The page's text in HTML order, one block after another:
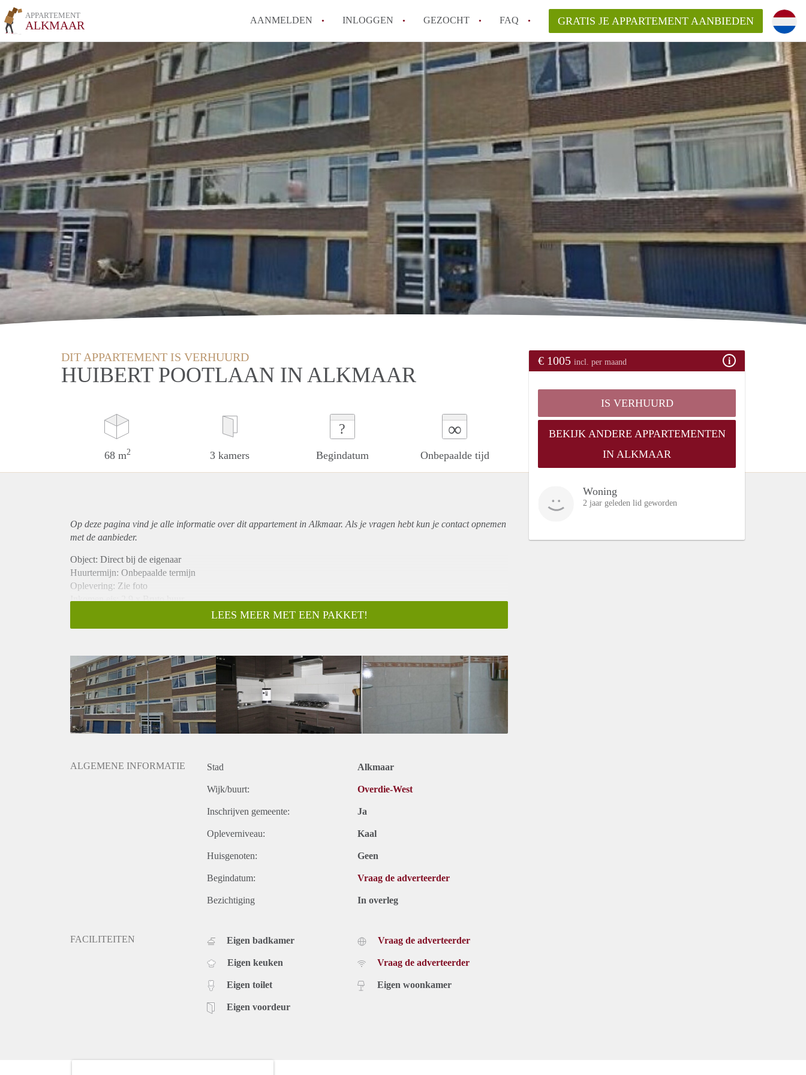
APPARTEMENT
ALKMAAR AANMELDEN INLOGGEN GEZOCHT FAQ
Tips: om in Alkmaar een appartement te vinden!
Wat is de privacyverklaring van AppartementAlkmaar?
Berekent AppartementAlkmaar
makelaarsvergoeding/bemiddelingsvergoeding?
GRATIS JE APPARTEMENT AANBIEDEN
DIT APPARTEMENT IS VERHUURD
HUIBERT POOTLAAN IN ALKMAAR
68 m2 3 kamers
?
Begindatum
∞
Onbepaalde tijd
€ 1005 incl. per maand
IS VERHUURD
BEKIJK ANDERE APPARTEMENTEN
IN ALKMAAR
Woning
2 jaar geleden lid geworden
Op deze pagina vind je alle informatie over ditappartementin Alkmaar. Als je vragen hebt kun je contact opnemen
met de aanbieder.
Object: Direct bij de eigenaar
Huurtermijn: Onbepaalde termijn
Oplevering: Zie foto
Inkomen eis: 2,9 x Bruto huur
Borg: 1 Maand
Huisdieren toegestaan: Afhankelijk van de Eigenaar
Huurtoeslag grens: Nee
Geschikt voor studenten: Afhankelijk van de Eigenaar
LEES MEER MET EEN PAKKET!
ALGEMENE INFORMATIE Stad Alkmaar
Wijk/buurt: Overdie-West
Inschrijven gemeente: Ja
Opleverniveau: Kaal
Huisgenoten: Geen
Begindatum: Vraag de adverteerder
Bezichtiging In overleg
FACILITEITEN Eigen badkamer
Eigen keuken
Eigen toilet
Eigen voordeur
Vraag de adverteerder
Vraag de adverteerder
Eigen woonkamer